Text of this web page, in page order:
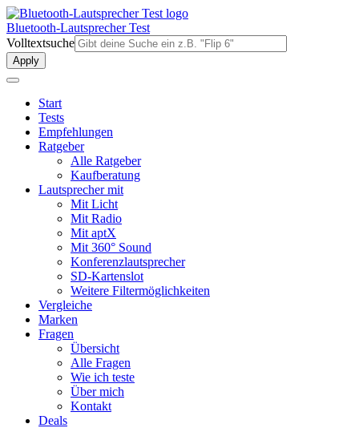
Direkt
zum
Inhalt
Bluetooth-Lautsprecher Test
Volltextsuche
Start
Tests
Empfehlungen
Ratgeber
Alle Ratgeber
Kaufberatung
Lautsprecher mit
Mit Licht
Mit Radio
Mit aptX
Mit 360° Sound
Konferenzlautsprecher
SD-Kartenslot
Weitere Filtermöglichkeiten
Vergleiche
Marken
Fragen
Übersicht
Alle Fragen
Wie ich teste
Über mich
Kontakt
Deals